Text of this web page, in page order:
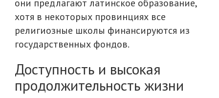
они предлагают латинское образование,
хотя в некоторых провинциях все
религиозные школы финансируются из
государственных фондов.
Доступность и высокая
продолжительность жизни